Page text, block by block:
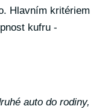
Hlavním kritériem
kufru -
auto do rodiny,